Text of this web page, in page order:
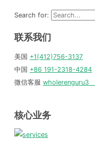
Search for:
联系我们
美国 +1(412)756-3137
中国 +86 191-2318-4284
微信客服 wholerenguru3
核心业务